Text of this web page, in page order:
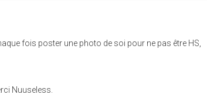
fois poster une photo de soi pour ne pas être HS,
Nuuseless.